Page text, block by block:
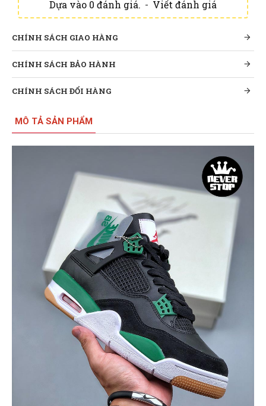
Dựa vào 0 đánh giá. - Viết đánh giá
CHÍNH SÁCH GIAO HÀNG
CHÍNH SÁCH BẢO HÀNH
CHÍNH SÁCH ĐỔI HÀNG
MÔ TẢ SẢN PHẨM